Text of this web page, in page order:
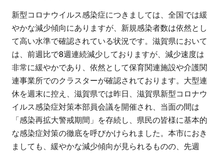
新型コロナウイルス感染症につきましては、全国では緩
やかな減少傾向にありますが、新規感染者数は依然とし
て高い水準で確認されている状況です。滋賀県において
は、前週比で8週連続減少しておりますが、減少速度は
非常に緩やかであり、依然として保育関連施設や介護関
連事業所でのクラスターが確認されております。大型連
休を週末に控え、滋賀県では昨日、滋賀県新型コロナウ
イルス感染症対策本部員会議を開催され、当面の間は
「感染再拡大警戒期間」を存続し、県民の皆様に基本的
な感染症対策の徹底を呼びかけられました。本市におき
ましても、緩やかな減少傾向が見られるものの、先週